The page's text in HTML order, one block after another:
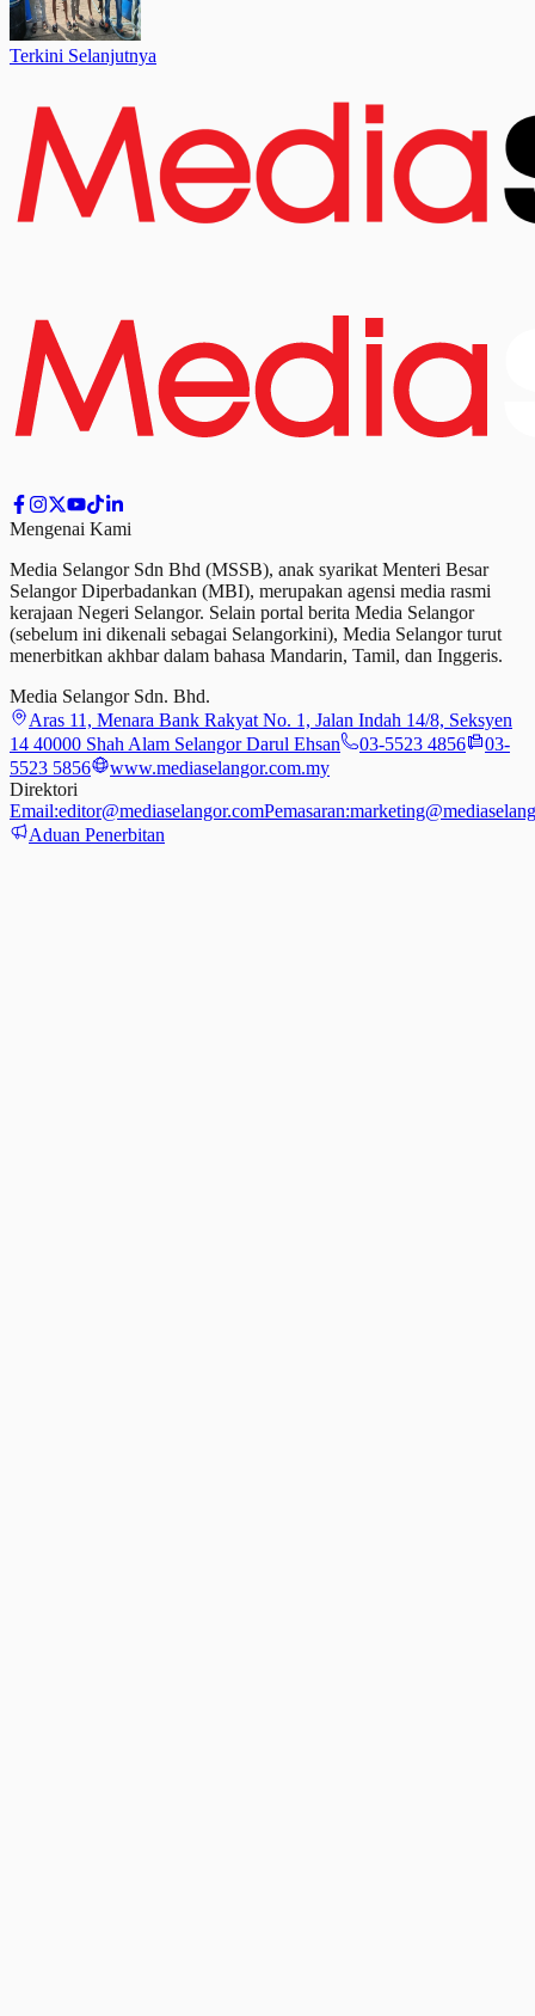
Terkini Selanjutnya
Mengenai Kami
Media Selangor Sdn Bhd (MSSB), anak syarikat Menteri Besar
Selangor Diperbadankan (MBI), merupakan agensi media rasmi
kerajaan Negeri Selangor. Selain portal berita Media Selangor
(sebelum ini dikenali sebagai Selangorkini), Media Selangor turut
menerbitkan akhbar dalam bahasa Mandarin, Tamil, dan Inggeris.
Media Selangor Sdn. Bhd.
Aras 11, Menara Bank Rakyat No. 1, Jalan Indah 14/8, Seksyen
14 40000 Shah Alam Selangor Darul Ehsan
03-5523 4856
03-
5523 5856
www.mediaselangor.com.my
Direktori
Email:editor@mediaselangor.comPemasaran:
Aduan Penerbitan